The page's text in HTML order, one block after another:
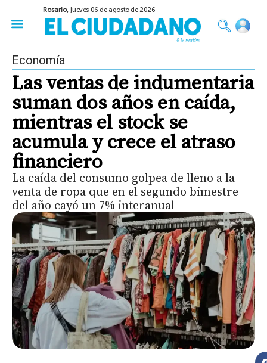
Rosario,jueves 06 de agosto de 2026
Economía
Las ventas de indumentaria
suman dos años en caída,
mientras el stock se
acumula y crece el atraso
financiero
La caída del consumo golpea de lleno a la
venta de ropa que en el segundo bimestre
del año cayó un 7% interanual